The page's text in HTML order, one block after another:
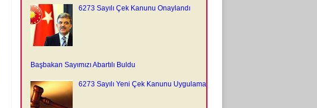
6273 Sayılı Çek Kanunu Onaylandı
Başbakan Sayımızı Abartılı Buldu
6273 Sayılı Yeni Çek Kanunu Uygulama